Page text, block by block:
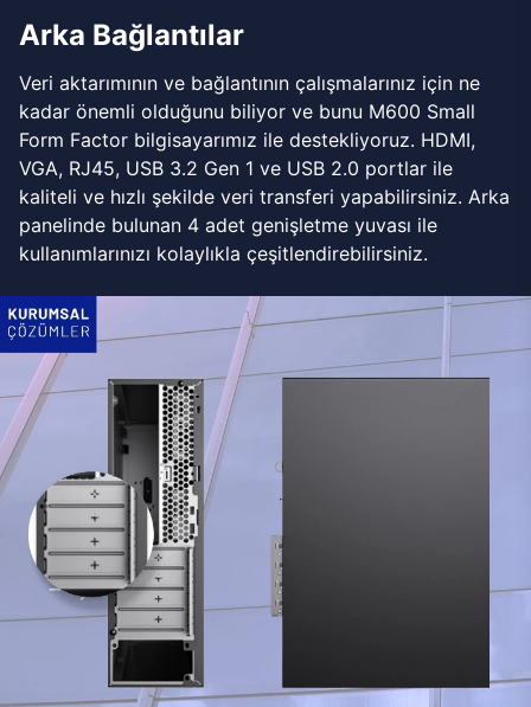
Arka Bağlantılar
Veri aktarımının ve bağlantının çalışmalarınız için ne
kadar önemli olduğunu biliyor ve bunu M600 Small
Form Factor bilgisayarımız ile destekliyoruz. HDMI,
VGA, RJ45, USB 3.2 Gen 1 ve USB 2.0 portlar ile
kaliteli ve hızlı şekilde veri transferi yapabilirsiniz. Arka
panelinde bulunan 4 adet genişletme yuvası ile
kullanımlarınızı kolaylıkla çeşitlendirebilirsiniz.